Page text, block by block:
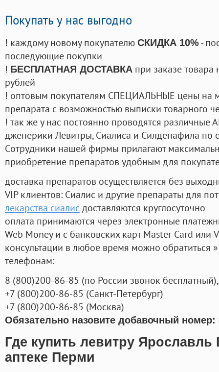
Покупать у нас выгодно
! каждому новому покупателю СКИДКА 10%-
последующие покупки
! БЕСПЛАТНАЯ ДОСТАВКА при заказе
рублей
! оптовым покупателям СПЕЦИАЛЬНЫЕ цены на
препарата с возможностью выписки товарного
! так же у нас постоянно проводятся
дженерики Левитры, Сиалиса и Силденафила по
Cотрудники нашей фирмы прилагают
приобретение препаратов удобным для
доставка препаратов осуществляется без
VIP клиентов: Сиалис и другие препараты для
лекарства сиалис доставляются круглосуточно
оплата принимаются через электронные
Web Money и с банковских карт Master Card или
консультации в любое время можно обратиться
телефонам:
8 (800)200-86-85 (по России звонок бесплатный),
+7 (800)200-86-85 (Санкт-Петербург)
+7 (800)200-86-85 (Москва)
Обязательно назовите добавочный номер:
Где купить левитру
аптеке Перми